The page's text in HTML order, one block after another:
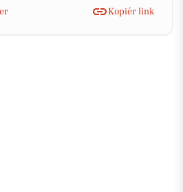
Kopiér link